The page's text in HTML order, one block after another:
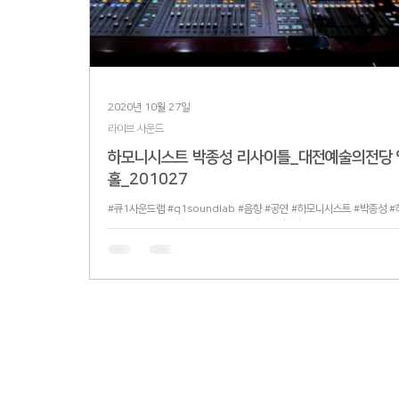
하모니시스트 박종성 리사이틀_대전예술의전당
홀_201027
#큐1사운드랩 #q1soundlab #음향 #공연 #하모니시스트 #박종성 #
라이브 사운드
2020년 10월 27일